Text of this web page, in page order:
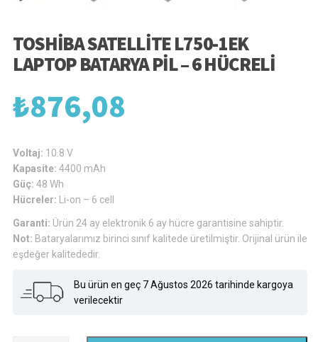
TOSHIBA SATELLITE L750-1EK
LAPTOP BATARYA PIL – 6 HÜCRELI
₺876,08
Voltaj: 10.8 V
Kapasite: 4400 mAh
Güç: 48 Wh
Hücreler:
Li-on – 6 cell
Garanti: Ürün 24 ay elektronik 6 ay hücre garantisine sahiptir.
Not: Bataryalarımız birinci sınıf kalitede üretilmiştir. Orijinal ürün ile
eşdeğer kalitededir.
Bu ürün en geç 7 Ağustos 2026 tarihinde kargoya
verilecektir